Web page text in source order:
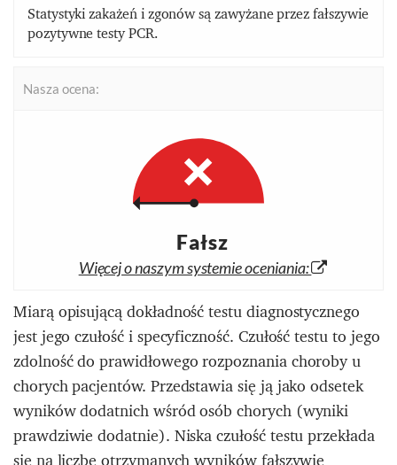
Statystyki zakażeń i zgonów są zawyżane przez fałszywie
pozytywne testy PCR.
Nasza ocena:
Fałsz
Więcej o naszym systemie oceniania:
Miarą opisującą dokładność testu diagnostycznego
jest jego czułość i specyficzność.Czułość testu to jego
zdolność do prawidłowego rozpoznania choroby u
chorych pacjentów. Przedstawia się ją jako odsetek
wyników dodatnich wśród osób chorych (wyniki
prawdziwie dodatnie). Niska czułość testu przekłada